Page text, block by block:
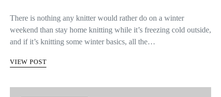
There is nothing any knitter would rather do on a winter
weekend than stay home knitting while it’s freezing cold outside,
and if it’s knitting some winter basics, all the…
VIEW POST